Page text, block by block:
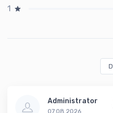
1
Administrator
07.08.2026